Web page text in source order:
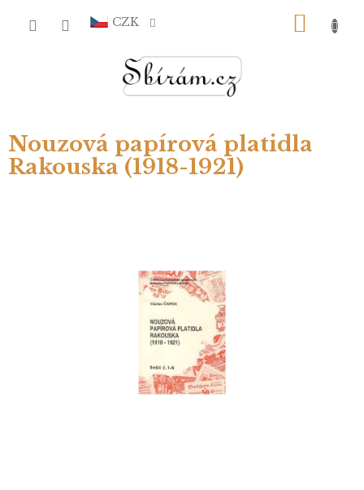
CZK
Nouzová papírová platidla
Rakouska (1918-1921)